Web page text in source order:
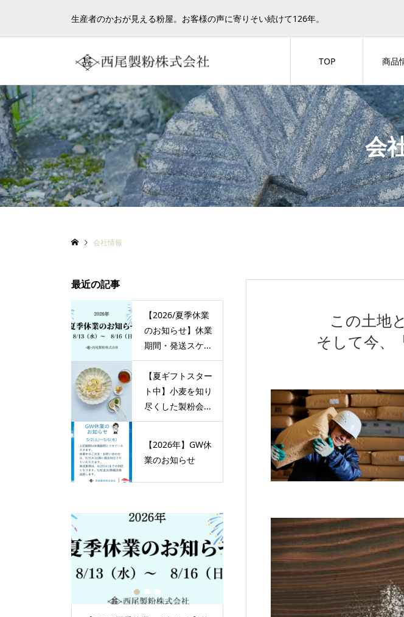
生産者のかおが見える粉屋。お客様の声に寄りそい続けて126年。
TOP 商品
会
会社情報
この土地
そして今、
最近の記事
【2026/夏季休業
のお知らせ】休業
期間・発送スケ...
【夏ギフトスター
ト中】小麦を知り
尽くした製粉会...
【2026年】GW休
業のお知らせ
1 2 3